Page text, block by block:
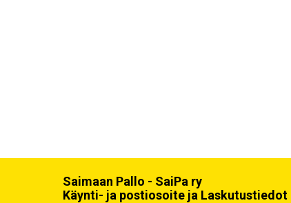
Saimaan Pallo - SaiPa ry
Käynti- ja postiosoite ja Laskutustiedot